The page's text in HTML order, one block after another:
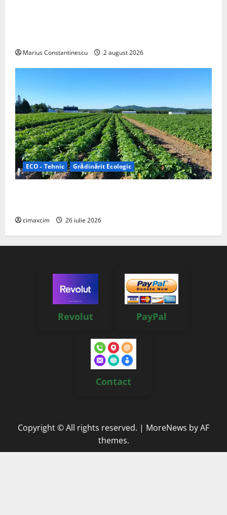
Marius Constantinescu 2 august 2026
ECO - Tehnic Grădinărit Ecologic
cimaxcim 26 iulie 2026
Revolut PayPal
Contact
Copyright © All rights reserved. | MoreNews by AF
themes.